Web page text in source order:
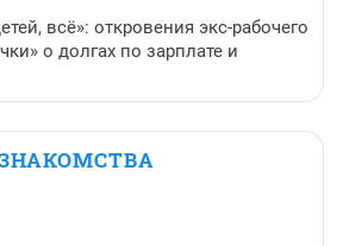
всё»: откровения экс-рабочего
о долгах по зарплате и